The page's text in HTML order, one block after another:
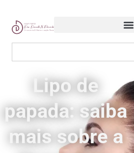
Lipo de
papada: saiba
mais sobre a